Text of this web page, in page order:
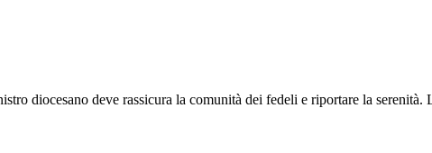
diocesano deve rassicura la comunità dei fedeli e riportare la serenità.